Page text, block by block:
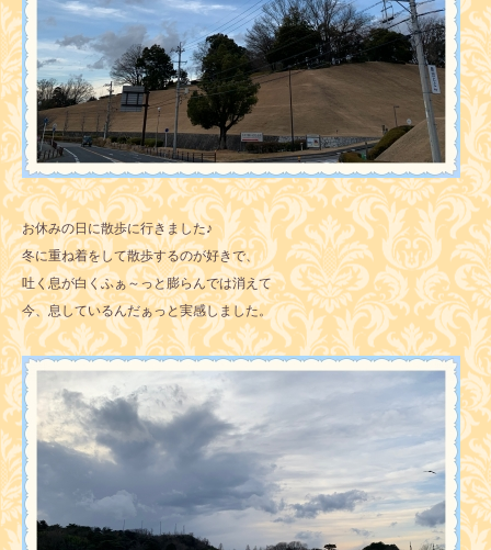
お休みの日に散歩に行きました♪
冬に重ね着をして散歩するのが好きで、
吐く息が白くふぁ～っと膨らんでは消えて
今、息しているんだぁっと実感しました。